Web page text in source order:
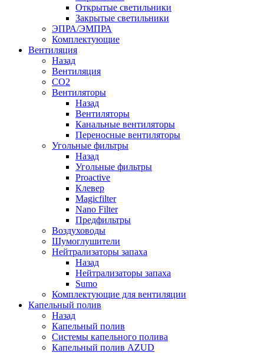
Открытые светильники
Закрытые светильники
ЭПРА/ЭМПРА
Комплектующие
Вентиляция
Назад
Вентиляция
СО2
Вентиляторы
Назад
Вентиляторы
Канальные вентиляторы
Переносные вентиляторы
Угольные фильтры
Назад
Угольные фильтры
Proactive
Клевер
Magicfilter
Nano Filter
Предфильтры
Воздуховоды
Шумоглушители
Нейтрализаторы запаха
Назад
Нейтрализаторы запаха
Sumo
Комплектующие для вентиляции
Капельный полив
Назад
Капельный полив
Системы капельного полива
Капельный полив AZUD